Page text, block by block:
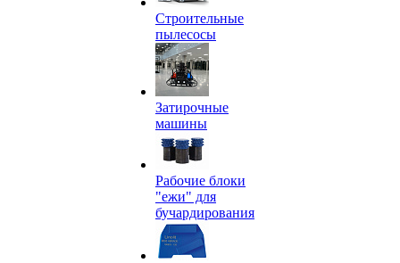
Строительные
пылесосы
Затирочные
машины
Рабочие блоки
"ежи" для
бучардирования